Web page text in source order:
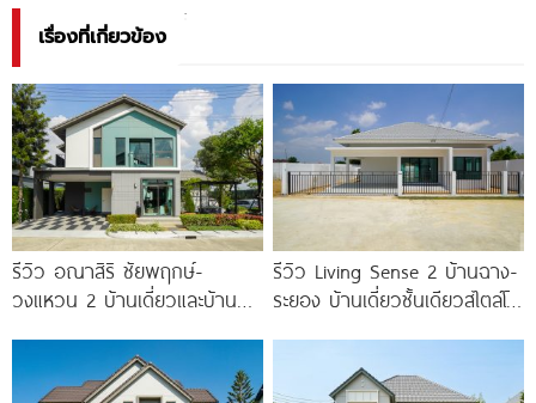
เรื่องที่เกี่ยวข้อง
รีวิว อณาสิริ ชัยพฤกษ์-
วงแหวน 2 บ้านเดี่ยวและบ้าน
บางกรวย-ไทรน้อย เริ่ม 4.59
ล้าน*
รีวิว Living Sense 2 บ้านฉาง-
ระยอง บ้านเดี่ยวชั้นเดียวสไตล์โม